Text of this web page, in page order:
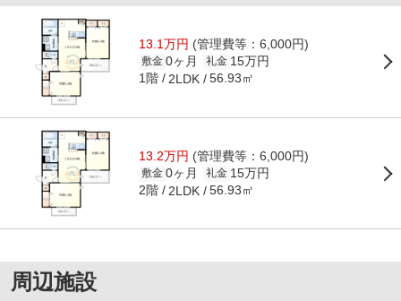
13.1万円 (管理費等：6,000円)
敷金 0ヶ月 礼金 15万円
1階 2LDK 56.93㎡
13.2万円 (管理費等：6,000円)
敷金 0ヶ月 礼金 15万円
2階 2LDK 56.93㎡
周辺施設